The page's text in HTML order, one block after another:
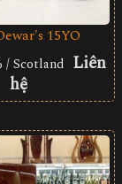
15YO
/ Scotland Liên
hệ